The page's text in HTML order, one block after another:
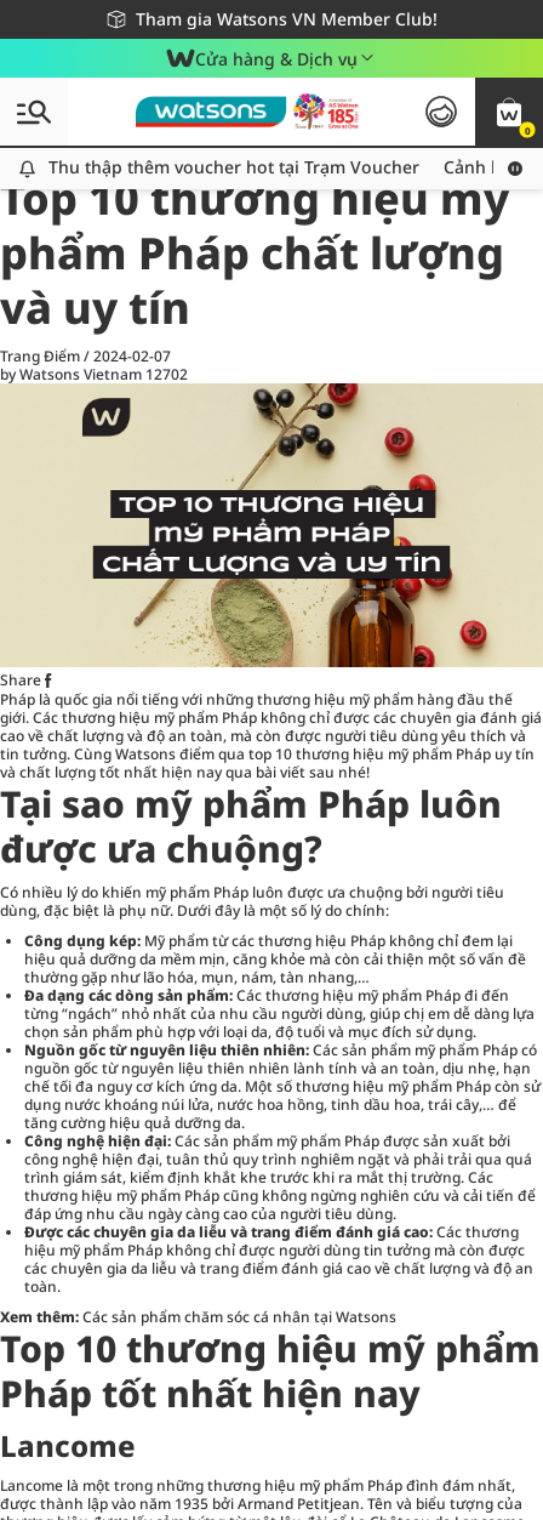
Tham gia Watsons VN Member Club!
Miễn phí giao hàng cho đơn hàng từ 249,000Đ
Giao hàng nhanh 24h - Áp dụng khu vực TP. Hồ Chí Minh
Cửa hàng & Dịch vụ
0
Thu thập thêm voucher hot tại Trạm Voucher
Thu thập thêm voucher hot tại Trạm Voucher Cảnh báo
All
Chăm Sóc Cá Nhân
Top 10 thương hiệu mỹ
phẩm Pháp chất lượng
và uy tín
Trang Điểm/2024-02-07
by Watsons Vietnam 12702
Share
Pháp là quốc gia nổi tiếng với những thương hiệu mỹ phẩm hàng đầu thế
giới. Các thương hiệu mỹ phẩm Pháp không chỉ được các chuyên gia đánh giá
cao về chất lượng và độ an toàn, mà còn được người tiêu dùng yêu thích và
tin tưởng. CùngWatsonsđiểm qua top 10 thương hiệu mỹ phẩm Pháp uy tín
và chất lượng tốt nhất hiện nay qua bài viết sau nhé!
Tại sao mỹ phẩm Pháp luôn
được ưa chuộng?
Có nhiều lý do khiến mỹ phẩm Pháp luôn được ưa chuộng bởi người tiêu
dùng, đặc biệt là phụ nữ. Dưới đây là một số lý do chính:
Công dụng kép: Mỹ phẩm từ các thương hiệu Pháp không chỉ đem lại
hiệu quả dưỡng da mềm mịn, căng khỏe mà còn cải thiện một số vấn đề
thường gặp như lão hóa, mụn, nám, tàn nhang,…
Đa dạng các dòng sản phẩm:Các thương hiệu mỹ phẩm Pháp đi đến
từng “ngách” nhỏ nhất của nhu cầu người dùng, giúp chị em dễ dàng lựa
chọn sản phẩm phù hợp với loại da, độ tuổi và mục đích sử dụng.
Nguồn gốc từ nguyên liệu thiên nhiên:Các sản phẩm mỹ phẩm Pháp có
nguồn gốc từ nguyên liệu thiên nhiên lành tính và an toàn, dịu nhẹ, hạn
chế tối đa nguy cơ kích ứng da. Một số thương hiệu mỹ phẩm Pháp còn sử
dụng nước khoáng núi lửa, nước hoa hồng, tinh dầu hoa, trái cây,… để
tăng cường hiệu quả dưỡng da.
Công nghệ hiện đại:Các sản phẩm mỹ phẩm Pháp được sản xuất bởi
công nghệ hiện đại, tuân thủ quy trình nghiêm ngặt và phải trải qua quá
trình giám sát, kiểm định khắt khe trước khi ra mắt thị trường. Các
thương hiệu mỹ phẩm Pháp cũng không ngừng nghiên cứu và cải tiến để
đáp ứng nhu cầu ngày càng cao của người tiêu dùng.
Được các chuyên gia da liễu và trang điểm đánh giá cao:Các thương
hiệu mỹ phẩm Pháp không chỉ được người dùng tin tưởng mà còn được
các chuyên gia da liễu và trang điểm đánh giá cao về chất lượng và độ an
toàn.
Xem thêm:Các sản phẩm chăm sóc cá nhân tại Watsons
Top 10 thương hiệu mỹ phẩm
Pháp tốt nhất hiện nay
Lancome
Lancome là một trong những thương hiệu mỹ phẩm Pháp đình đám nhất,
được thành lập vào năm 1935 bởi Armand Petitjean. Tên và biểu tượng của